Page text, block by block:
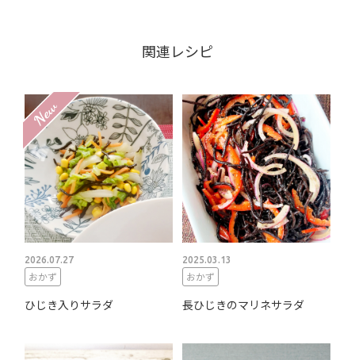
関連レシピ
2026.07.27
おかず
ひじき入りサラダ
2025.03.13
おかず
長ひじきのマリネサラダ